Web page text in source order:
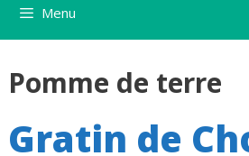
Menu
Pomme de terre
Gratin de